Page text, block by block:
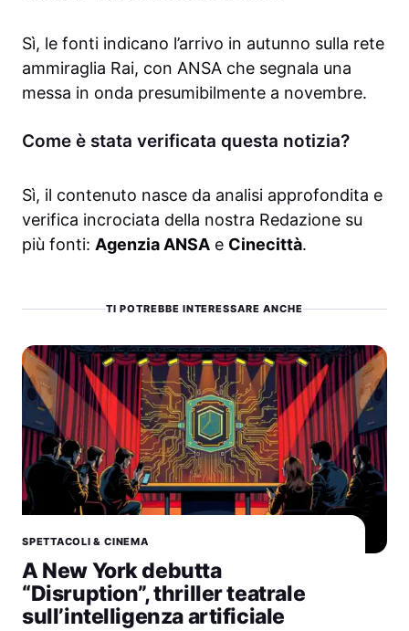
Sì, le fonti indicano l’arrivo in autunno sulla rete
ammiraglia Rai, con ANSA che segnala una
messa in onda presumibilmente a novembre.
Come è stata verificata questa notizia?
Sì, il contenuto nasce da analisi approfondita e
verifica incrociata della nostra Redazione su
più fonti: Agenzia ANSA e Cinecittà.
TI POTREBBE INTERESSARE ANCHE
SPETTACOLI & CINEMA
A New York debutta
“Disruption”, thriller teatrale
sull’intelligenza artificiale